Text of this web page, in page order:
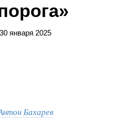
30 января 2025
Бахарев